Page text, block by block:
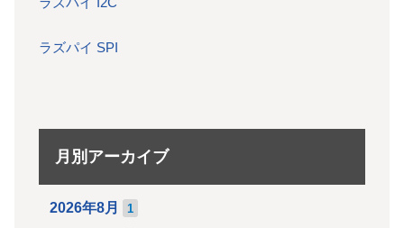
ラズパイ SPI
月別アーカイブ
2026年8月 1